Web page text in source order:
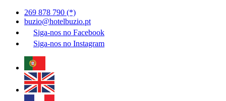
269 878 790 (*)
buzio@hotelbuzio.pt
Siga-nos no Facebook
Siga-nos no Instagram